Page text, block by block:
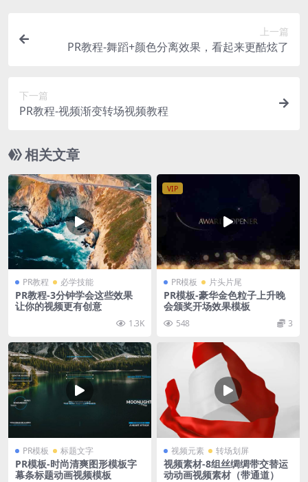
上一篇
PR教程-舞蹈+颜色分离效果，看起来更酷炫了
下一篇
PR教程-视频渐变转场视频教程
相关文章
PR教程 必学技能
PR教程-3分钟学会这些效果
让你的视频更有创意
1.3K
VIP
PR模板 片头片尾
PR模板-豪华金色粒子上升晚
会颁奖开场效果模板
548 3
PR模板 标题文字
PR模板-时尚清爽图形模板字
幕条标题动画视频模板
视频元素 转场划屏
视频素材-8组丝绸绸带交替运
动动画视频素材（带通道）